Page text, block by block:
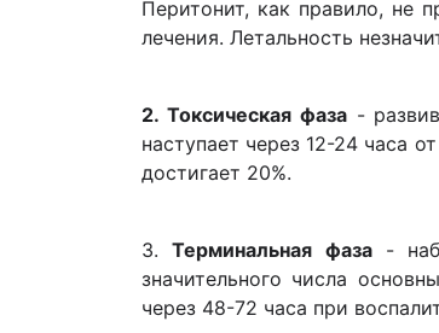
Перитонит, как правило, не
лечения. Летальность
2. Токсическая фаза-
наступает через 12-24 часа
достигает 20%.
3.Терминальная фаза-
значительного числа
через 48-72 часа при